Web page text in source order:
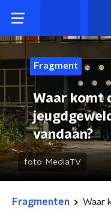
Fragment
Waar komt
vandaan?
foto: MediaTV
Fragmenten